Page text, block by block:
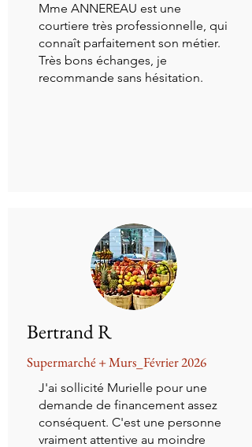
Mme ANNEREAU est une
courtiere très professionnelle, qui
connaît parfaitement son métier.
Très bons échanges, je
recommande sans hésitation.
Bertrand R
Supermarché + Murs_Février 2026
J'ai sollicité Murielle pour une
demande de financement assez
conséquent. C'est une personne
vraiment attentive au moindre